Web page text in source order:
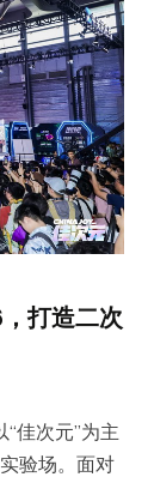
打造二次
佳次元”为主
验场。面对